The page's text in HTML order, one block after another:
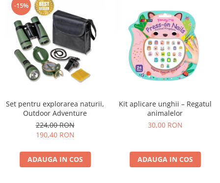
-15%
Set pentru explorarea naturii,
Outdoor Adventure
224,00 RON
190,40 RON
ADAUGA IN COS
Kit aplicare unghii – Regatul
animalelor
30,00 RON
ADAUGA IN COS